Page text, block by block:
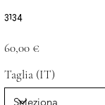
3134
Prezzo
60,00 €
Taglia (IT)